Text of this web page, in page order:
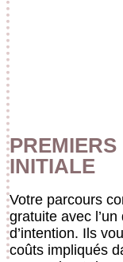
PREMIERS
INITIALE
Votre parcours
gratuite avec
d’intention. Ils
coûts impliqués